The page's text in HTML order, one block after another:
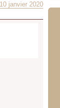
10 janvier 2020